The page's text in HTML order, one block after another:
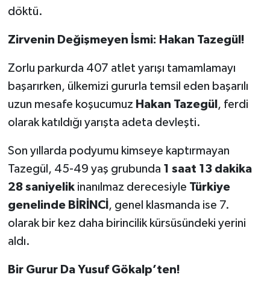
döktü.
Zirvenin Değişmeyen İsmi: Hakan Tazegül!
Zorlu parkurda 407 atlet yarışı tamamlamayı
başarırken, ülkemizi gururla temsil eden başarılı
uzun mesafe koşucumuz Hakan Tazegül , ferdi
olarak katıldığı yarışta adeta devleşti.
Son yıllarda podyumu kimseye kaptırmayan
Tazegül, 45-49 yaş grubunda 1 saat 13 dakika
28 saniyelikinanılmaz derecesiyle Türkiye
genelinde BİRİNCİ , genel klasmanda ise 7.
olarak bir kez daha birincilik kürsüsündeki yerini
aldı.
Bir Gurur Da Yusuf Gökalp’ten!